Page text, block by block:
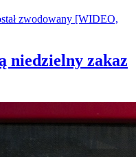
niedzielny zakaz